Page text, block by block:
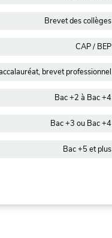
Brevet des collèges
CAP / BEP
brevet professionnel
Bac +2 à Bac +4
Bac +3 ou Bac +4
Bac +5 et plus